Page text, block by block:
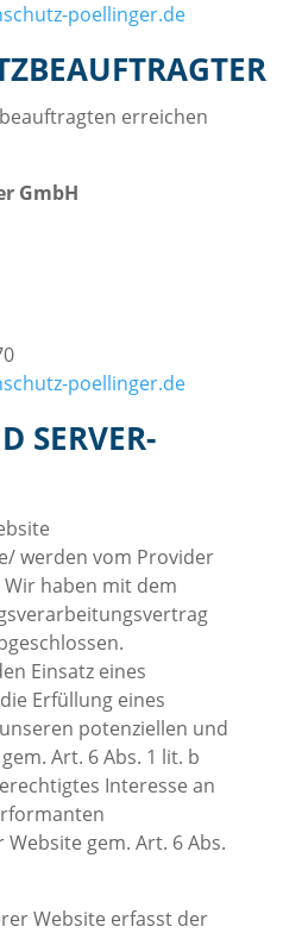
poellinger.de
erreichen
GmbH
poellinger.de
SERVER-
werden vom Provider
Wir haben mit dem
Einsatz eines
Erfüllung eines
potenziellen und
Art. 6 Abs. 1 lit. b
Interesse an
gem. Art. 6 Abs.
Website erfasst der